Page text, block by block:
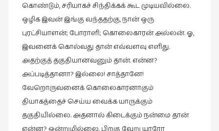
கொண்டும், சரியாகச் சிந்திக்கக் கூட முடியவில்லை.
ஒழிக இவன் இங்கு வந்ததற்கு, நான் ஒரு
புரட்சியாளன்; போராளி; கொலைகாரன் அல்லன். ஓ,
இவனைக் கொல்வது தான் எவ்வளவு எளிது.
அதற்குத் தகுதியானவனும் தான். என்ன?
அப்படித்தானா? இல்லை! சாத்தானே!
வேறொருவனைக் கொலைகாரனாகும்
தியாகத்தைச் செய்ய வைக்க யாருக்கும்
தகுதியில்லை. அதனால் கிடைக்கும் நன்மை தான்